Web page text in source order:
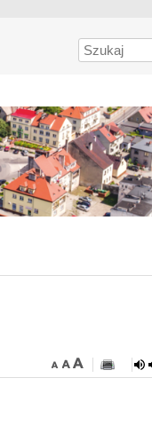
Szukaj